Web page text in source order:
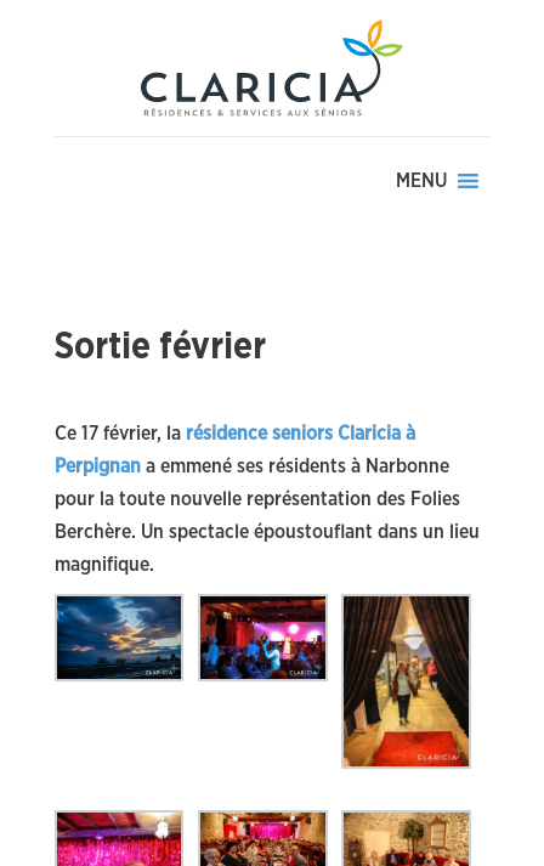
MENU
Sortie février
Ce 17 février, la résidence seniors Claricia à
Perpignana emmené ses résidents à Narbonne
pour la toute nouvelle représentation des Folies
Berchère. Un spectacle époustouflant dans un lieu
magnifique.